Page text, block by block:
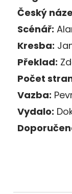
Český
Scénář:
Kresba:
Překlad:
Počet
Vazba:
Vydalo: